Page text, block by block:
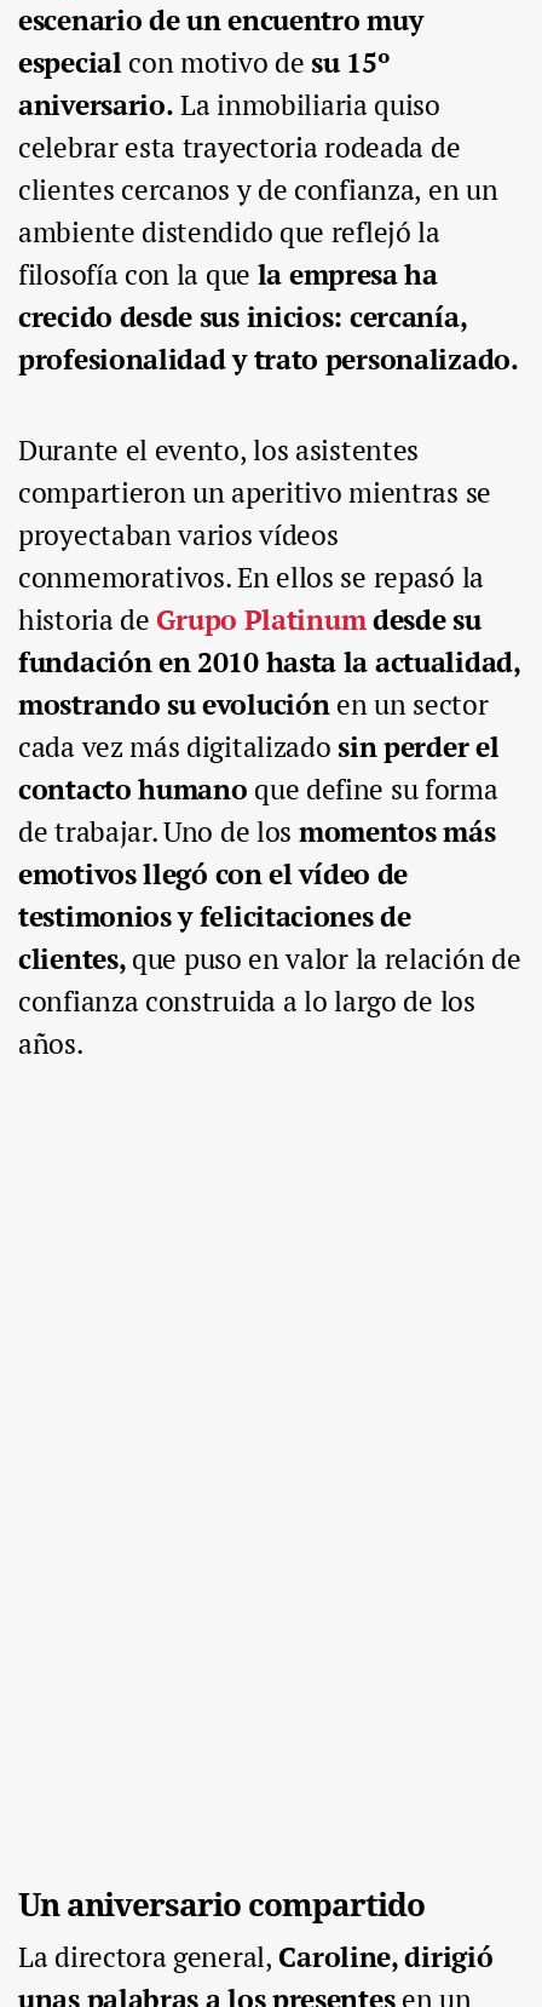
escenario de un encuentro muy
especial con motivo desu 15º
aniversario.La inmobiliaria quiso
celebrar esta trayectoria rodeada de
clientes cercanos y de confianza, en un
ambiente distendido que reflejó la
filosofía con la que la empresa ha
crecido desde sus inicios: cercanía,
profesionalidad y trato personalizado.
Durante el evento, los asistentes
compartieron un aperitivo mientras se
proyectaban varios vídeos
conmemorativos. En ellos se repasó la
historia de Grupo Platinumdesde su
fundación en 2010 hasta la actualidad,
mostrando su evoluciónen un sector
cada vez más digitalizadosin perder el
contacto humano que define su forma
de trabajar. Uno de los momentos más
emotivosllegó con el vídeo de
testimonios y felicitaciones de
clientes,que puso en valor la relación de
confianza construida a lo largo de los
años.
Un aniversario compartido
La directora general, Caroline, dirigió
unas palabras a los presentesen un